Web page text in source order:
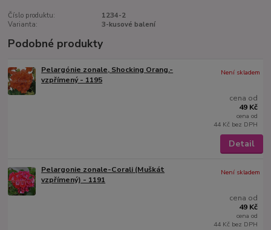
Číslo produktu:
1234-2
Varianta:
3-kusové balení
Podobné produkty
Pelargónie zonale, Shocking Orang.-
vzpřímený - 1195
cena od
49 Kč
cena od
44 Kč bez DPH
Není skladem
Detail
Pelargonie zonale-Corali (Muškát
vzpřímený) - 1191
cena od
49 Kč
cena od
44 Kč bez DPH
Není skladem